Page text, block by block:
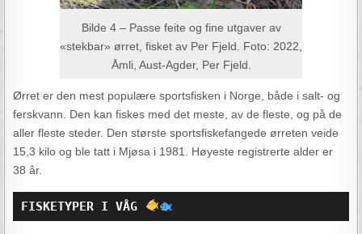
Bilde 4 – Passe feite og fine utgaver av
«stekbar» ørret, fisket av Per Fjeld. Foto: 2022,
Åmli, Aust-Agder, Per Fjeld.
Ørret er den mest populære sportsfisken i Norge, både i salt- og
ferskvann. Den kan fiskes med det meste, av de fleste, og på de
aller fleste steder. Den største sportsfiskefangede ørreten veide
15,3 kilo og ble tatt i Mjøsa i 1981. Høyeste registrerte alder er
38 år.
FISKETYPER I VÅG